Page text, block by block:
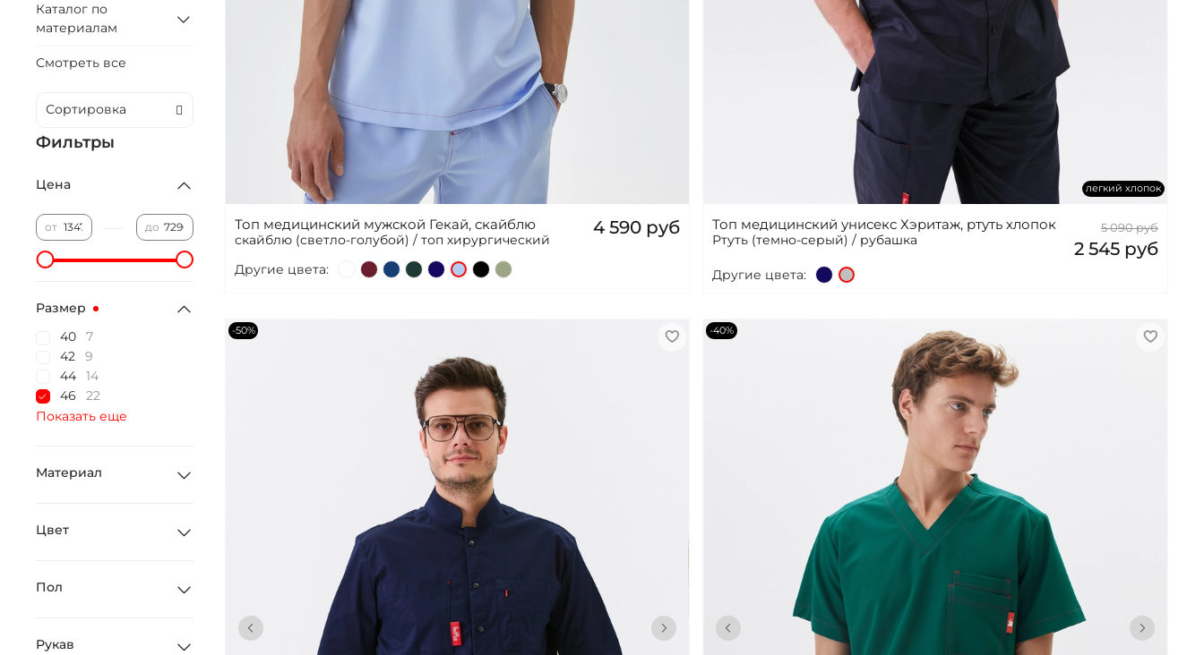
Топ медицинский мужской Гекай, скайблю
скайблю (светло-голубой) / топ хирургический
4 590 руб
Другие цвета:
легкий хлопок
Топ медицинский унисекс Хэритаж, ртуть хлопок
Ртуть (темно-серый) / рубашка
5 090 руб
2 545 руб
Другие цвета:
-50% -40%
Каталог по
материалам
Смотреть все
Фильтры
Цена
от до
Размер
40
7
42
9
44
14
46
22
Показать еще
Материал
Цвет
Пол
Рукав